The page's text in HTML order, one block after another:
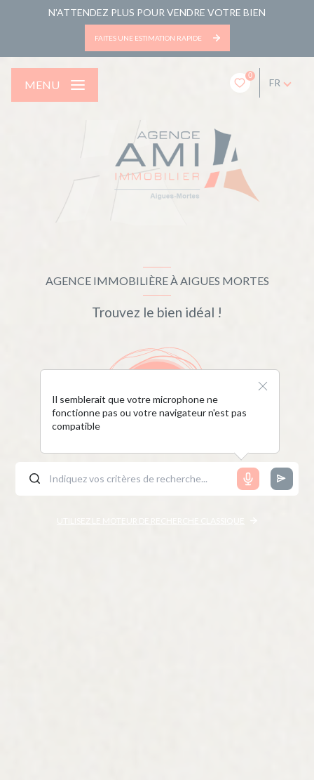
N'ATTENDEZ PLUS POUR VENDRE VOTRE BIEN
FAITES UNE ESTIMATION RAPIDE
0
FR
MENU
AGENCE IMMOBILIÈRE À AIGUES MORTES
Trouvez le bien idéal !
Il semblerait que votre microphone ne
fonctionne pas ou votre navigateur n'est pas
compatible